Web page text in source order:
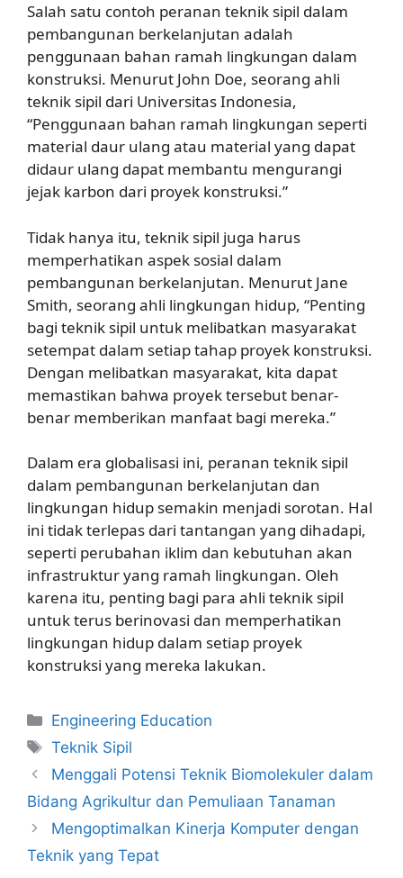
Salah satu contoh peranan teknik sipil dalam
pembangunan berkelanjutan adalah
penggunaan bahan ramah lingkungan dalam
konstruksi. Menurut John Doe, seorang ahli
teknik sipil dari Universitas Indonesia,
“Penggunaan bahan ramah lingkungan seperti
material daur ulang atau material yang dapat
didaur ulang dapat membantu mengurangi
jejak karbon dari proyek konstruksi.”
Tidak hanya itu, teknik sipil juga harus
memperhatikan aspek sosial dalam
pembangunan berkelanjutan. Menurut Jane
Smith, seorang ahli lingkungan hidup, “Penting
bagi teknik sipil untuk melibatkan masyarakat
setempat dalam setiap tahap proyek konstruksi.
Dengan melibatkan masyarakat, kita dapat
memastikan bahwa proyek tersebut benar-
benar memberikan manfaat bagi mereka.”
Dalam era globalisasi ini, peranan teknik sipil
dalam pembangunan berkelanjutan dan
lingkungan hidup semakin menjadi sorotan. Hal
ini tidak terlepas dari tantangan yang dihadapi,
seperti perubahan iklim dan kebutuhan akan
infrastruktur yang ramah lingkungan. Oleh
karena itu, penting bagi para ahli teknik sipil
untuk terus berinovasi dan memperhatikan
lingkungan hidup dalam setiap proyek
konstruksi yang mereka lakukan.
Kategori
Engineering Education
Tag
Teknik Sipil
Menggali Potensi Teknik Biomolekuler dalam
Bidang Agrikultur dan Pemuliaan Tanaman
Mengoptimalkan Kinerja Komputer dengan
Teknik yang Tepat